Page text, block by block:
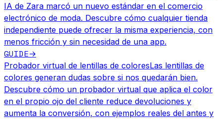
IA de Zara marcó un nuevo estándar en el comercio
electrónico de moda. Descubre cómo cualquier tienda
independiente puede ofrecer la misma experiencia, con
menos fricción y sin necesidad de una app.
GUIDE→
Probador virtual de lentillas de coloresLas lentillas de
colores generan dudas sobre si nos quedarán bien.
Descubre cómo un probador virtual que aplica el color
en el propio ojo del cliente reduce devoluciones y
aumenta la conversión, con ejemplos reales del antes y